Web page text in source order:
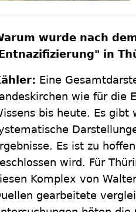
wurde nach
in
Eine
wie für die
bis heute. Es
Es ist zu
wird. Für
Komplex von
gearbeitete